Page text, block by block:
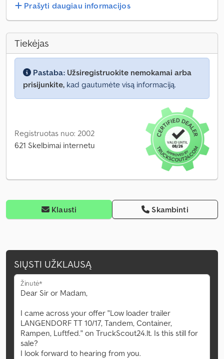
Prašyti daugiau informacijos
Tiekėjas
Pastaba: Užsiregistruokite nemokamai arba
prisijunkite, kad gautumėte visą informaciją.
Registruotas nuo: 2002
621 Skelbimai internetu
Klausti Skambinti
SIŲSTI UŽKLAUSĄ
Žinutė*